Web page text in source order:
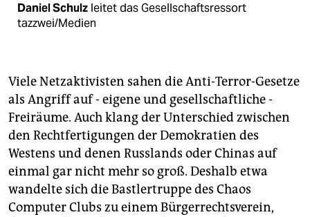
Daniel Schulz leitet das Gesellschaftsressort
tazzwei/Medien
Viele Netzaktivisten sahen die Anti-Terror-Gesetze
als Angriff auf - eigene und gesellschaftliche -
Freiräume. Auch klang der Unterschied zwischen
den Rechtfertigungen der Demokratien des
Westens und denen Russlands oder Chinas auf
einmal gar nicht mehr so groß. Deshalb etwa
wandelte sich die Bastlertruppe des Chaos
Computer Clubs zu einem Bürgerrechtsverein,